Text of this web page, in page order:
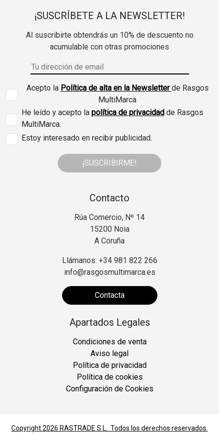
¡SUSCRÍBETE A LA NEWSLETTER!
Al suscribirte obtendrás un 10% de descuento no
acumulable con otras promociones
Acepto la Política de alta en la Newsletterde Rasgos
MultiMarca
He leído y acepto la política de privacidad de Rasgos
MultiMarca.
Estoy interesado en recibir publicidad.
¡SUSCRIBIRME!
Contacto
Rúa Comercio, Nº 14
15200 Noia
A Coruña
Llámanos: +34 981 822 266
info@rasgosmultimarca.es
Contacta
Apartados Legales
Condiciones de venta
Aviso legal
Política de privacidad
Política de cookies
Configuración de Cookies
Copyright 2026 RASTRADE S.L.. Todos los derechos reservados.